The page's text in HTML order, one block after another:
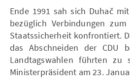
Ende 1991 sah sich Duhač
bezüglich Verbindungen
Staatssicherheit konfrontiert.
das Abschneiden der CDU
Landtagswahlen führten zu
Ministerpräsident am 23.